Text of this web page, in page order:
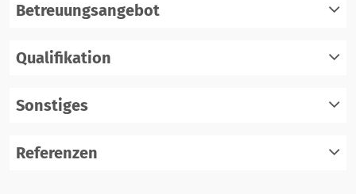
Betreuungsangebot
Qualifikation
Sonstiges
Referenzen